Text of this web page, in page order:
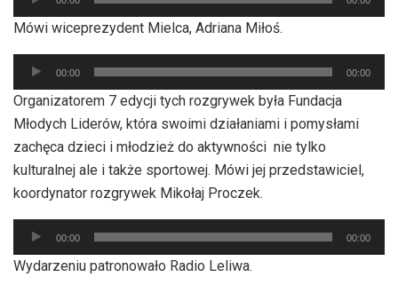
plików
dźwiękowych
Mówi wiceprezydent Mielca, Adriana Miłoś.
Odtwarzacz
plików
dźwiękowych
00:00 00:00
Organizatorem 7 edycji tych rozgrywek była Fundacja
Młodych Liderów, która swoimi działaniami i pomysłami
zachęca dzieci i młodzież do aktywności nie tylko
kulturalnej ale i także sportowej. Mówi jej przedstawiciel,
koordynator rozgrywek Mikołaj Proczek.
Odtwarzacz
plików
dźwiękowych
00:00 00:00
Wydarzeniu patronowało Radio Leliwa.